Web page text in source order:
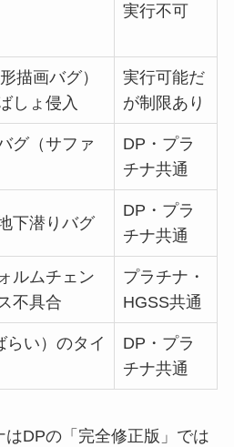
実行不可
描画バグ）
しょ侵入
実行可能だ
が制限あり
グ（サファ
DP・プラ
チナ共通
下潜りバグ
DP・プラ
チナ共通
ルムチェン
不具合
プラチナ・
HGSS共通
らい）のタイ
DP・プラ
チナ共通
はDPの「完全修正版」では